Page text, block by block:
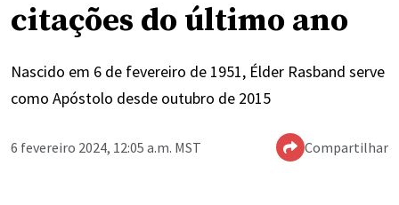
citações do último ano
Nascido em 6 de fevereiro de 1951, Élder Rasband serve
como Apóstolo desde outubro de 2015
6 fevereiro 2024, 12:05 a.m. MST Compartilhar